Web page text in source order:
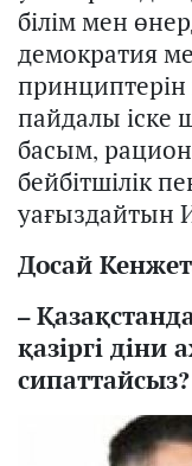
білім мен
демократия
принциптерін
пайдалы іске
басым,
бейбітшілік
уағыздайтын
Досай
–
қазіргі діни
сипаттайсыз?